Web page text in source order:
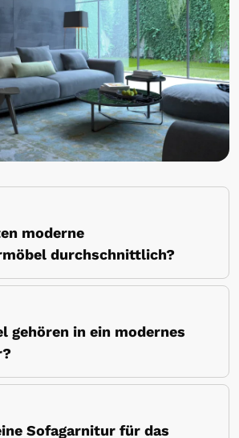
moderne
durchschnittlich?
gehören in ein modernes
Sofagarnitur für das